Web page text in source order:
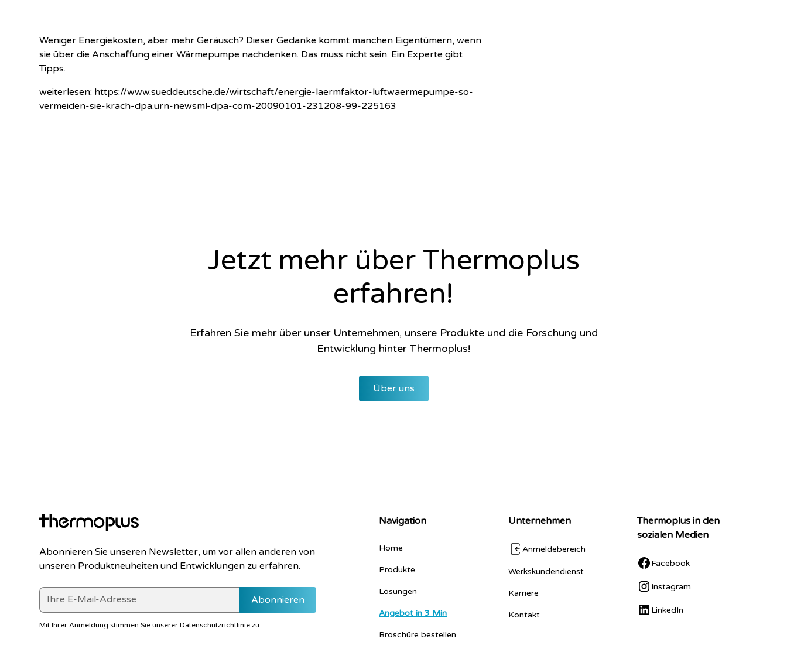
Weniger Energiekosten, aber mehr Geräusch? Dieser Gedanke kommt manchen Eigentümern, wenn
sie über die Anschaffung einer Wärmepumpe nachdenken. Das muss nicht sein. Ein Experte gibt
Tipps.
weiterlesen: https://www.sueddeutsche.de/wirtschaft/energie-laermfaktor-luftwaermepumpe-so-
vermeiden-sie-krach-dpa.urn-newsml-dpa-com-20090101-231208-99-225163
Jetzt mehr über Thermoplus
erfahren!
Erfahren Sie mehr über unser Unternehmen, unsere Produkte und die Forschung und
Entwicklung hinter Thermoplus!
Über uns
Abonnieren Sie unseren Newsletter, um vor allen anderen von
unseren Produktneuheiten und Entwicklungen zu erfahren.
Mit Ihrer Anmeldung stimmen Sie unsererDatenschutzrichtlinie zu.
Navigation
Home
Produkte
Lösungen
Angebot in 3 Min
Broschüre bestellen
Unternehmen
Anmeldebereich
Werkskundendienst
Karriere
Kontakt
Thermoplus in den
sozialen Medien
Facebook
Instagram
LinkedIn